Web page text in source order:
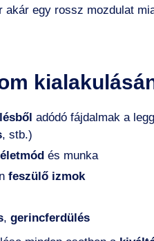
akár egy rossz mozdulat
adódó fájdalmak a
, stb.)
és munka
feszülő izmok
, gerincferdülés